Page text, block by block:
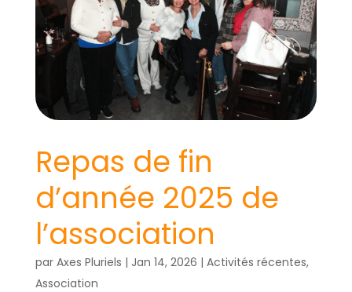
Repas de fin
d’année 2025 de
l’association
par Axes Pluriels | Jan 14, 2026 | Activités récentes,
Association